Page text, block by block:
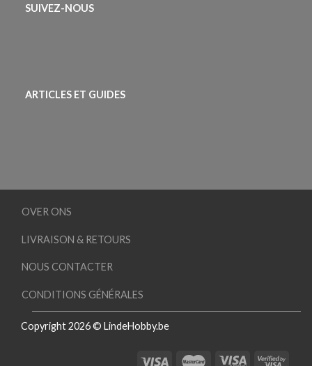
SUIVEZ-NOUS
ARTICLES ET GUIDES
OVER ONS
LIVRAISON & RETOURS
NOUS CONTACTER
CONDITIONS GÉNÉRALES
Copyright 2026 © LindeHobby.be